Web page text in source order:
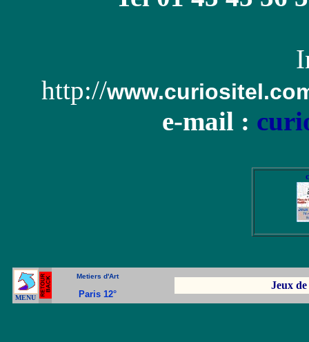
http://
e-mail :
MENU
Metiers d'Art
Jeux
Paris 12°